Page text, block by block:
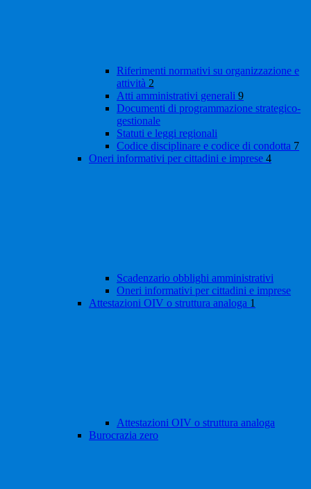
Riferimenti normativi su organizzazione e
attività 2
Atti amministrativi generali 9
Documenti di programmazione strategico-
gestionale
Statuti e leggi regionali
Codice disciplinare e codice di condotta 7
Oneri informativi per cittadini e imprese 4
Scadenzario obblighi amministrativi
Oneri informativi per cittadini e imprese
Attestazioni OIV o struttura analoga 1
Attestazioni OIV o struttura analoga
Burocrazia zero